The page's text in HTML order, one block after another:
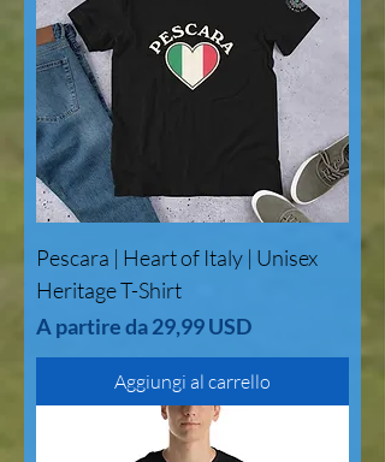
Pescara | Heart of Italy | Unisex
Heritage T-Shirt
A partire da29,99 USD
Prezzo scontato
Aggiungi al carrello